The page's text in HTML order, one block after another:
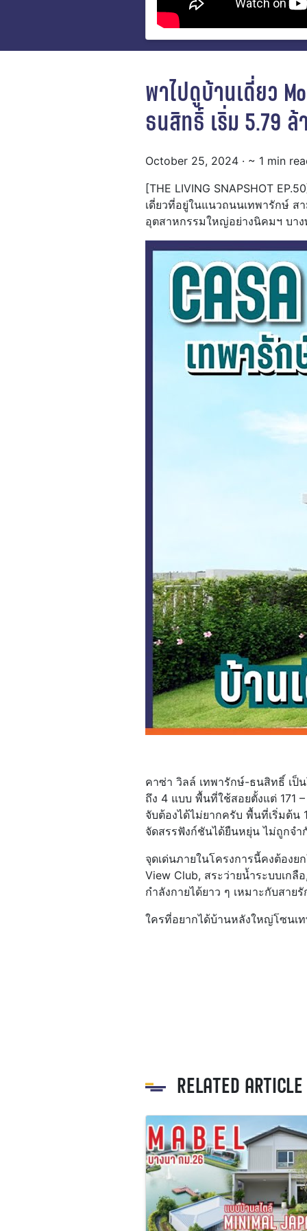
พาไปดูบ้านเดี่ยว
ธนสิทธิ์ เริ่ม 5.79 ล้า
October 25, 2024 · ~ 1 min
[THE LIVING SNAPSHOT
เดี่ยวที่อยู่ในแนวถนนเทพารักษ์
อุตสาหกรรมใหญ่อย่างนิคมฯ บา
คาซ่า วิลล์ เทพารักษ์-ธนสิทธิ์ เป็
ถึง 4 แบบ พื้นที่ใช้สอยตั้งแต่ 171
จับต้องได้ไม่ยากครับ พื้นที่เริ่มต้น
จัดสรรฟังก์ชันได้ยืนหยุ่น ไม่ถูกจ
จุดเด่นภายในโครงการนี้คงต้องย
View Club, สระว่ายน้ำระบบเก
กำลังกายได้ยาว ๆ เหมาะกับสาย
ใครที่อยากได้บ้านหลังใหญ่โซนเ
RELATED ARTICLE